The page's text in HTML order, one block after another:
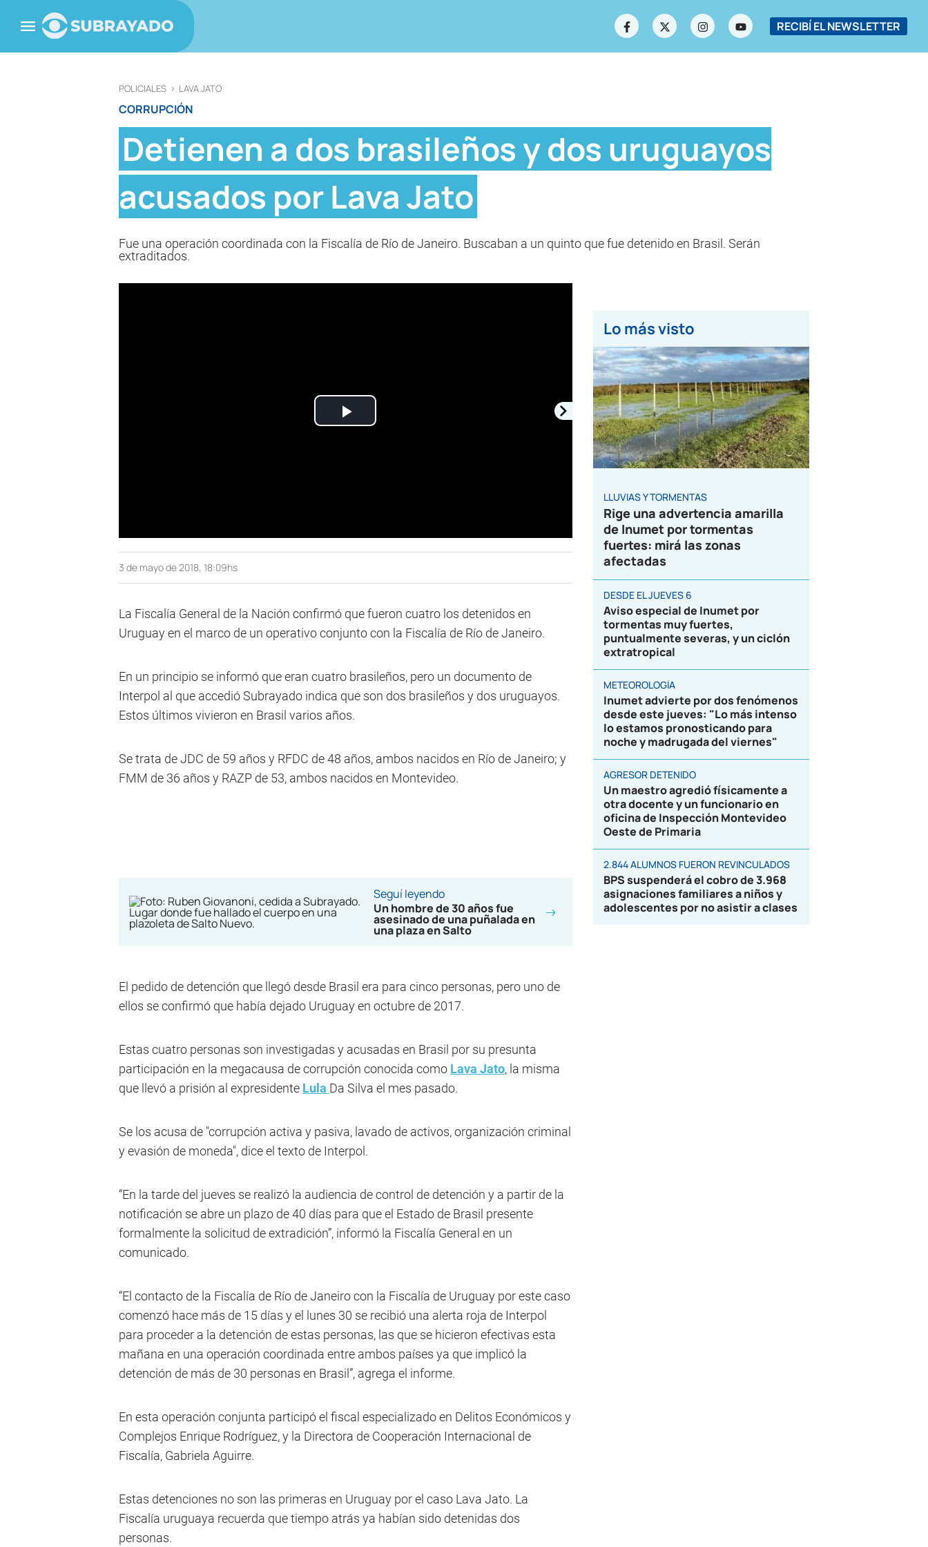
RECIBÍ EL NEWSLETTER
POLICIALES > LAVA JATO
CORRUPCIÓN
Detienen a dos brasileños y dos uruguayos
acusados por Lava Jato
Fue una operación coordinada con la Fiscalía de Río de Janeiro. Buscaban a un quinto que fue detenido en Brasil. Serán
extraditados.
Play
3 de mayo de 2018, 18:09hs
La Fiscalía General de la Nación confirmó que fueron cuatro los detenidos en
Uruguay en el marco de un operativo conjunto con la Fiscalía de Río de Janeiro.
En un principio se informó que eran cuatro brasileños, pero un documento de
Interpol al que accedió Subrayado indica que son dos brasileños y dos uruguayos.
Estos últimos vivieron en Brasil varios años.
Se trata de JDC de 59 años y RFDC de 48 años, ambos nacidos en Río de Janeiro; y
FMM de 36 años y RAZP de 53, ambos nacidos en Montevideo.
Seguí leyendo
Un hombre de 30 años fue
asesinado de una puñalada en
una plaza en Salto
El pedido de detención que llegó desde Brasil era para cinco personas, pero uno de
ellos se confirmó que había dejado Uruguay en octubre de 2017.
Estas cuatro personas son investigadas y acusadas en Brasil por su presunta
participación en la megacausa de corrupción conocida como Lava Jato, la misma
que llevó a prisión al expresidente Lula Da Silva el mes pasado.
Se los acusa de "corrupción activa y pasiva, lavado de activos, organización criminal
y evasión de moneda", dice el texto de Interpol.
“En la tarde del jueves se realizó la audiencia de control de detención y a partir de la
notificación se abre un plazo de 40 días para que el Estado de Brasil presente
formalmente la solicitud de extradición”, informó la Fiscalía General en un
comunicado.
“El contacto de la Fiscalía de Río de Janeiro con la Fiscalía de Uruguay por este caso
comenzó hace más de 15 días y el lunes 30 se recibió una alerta roja de Interpol
para proceder a la detención de estas personas, las que se hicieron efectivas esta
mañana en una operación coordinada entre ambos países ya que implicó la
detención de más de 30 personas en Brasil”, agrega el informe.
En esta operación conjunta participó el fiscal especializado en Delitos Económicos y
Complejos Enrique Rodríguez, y la Directora de Cooperación Internacional de
Fiscalía, Gabriela Aguirre.
Estas detenciones no son las primeras en Uruguay por el caso Lava Jato. La
Fiscalía uruguaya recuerda que tiempo atrás ya habían sido detenidas dos
personas.
Lo más visto
LLUVIAS Y TORMENTAS
Rige una advertencia amarilla
de Inumet por tormentas
fuertes: mirá las zonas
afectadas
DESDE EL JUEVES 6
Aviso especial de Inumet por
tormentas muy fuertes,
puntualmente severas, y un ciclón
extratropical
METEOROLOGÍA
Inumet advierte por dos fenómenos
desde este jueves: "Lo más intenso
lo estamos pronosticando para
noche y madrugada del viernes"
AGRESOR DETENIDO
Un maestro agredió físicamente a
otra docente y un funcionario en
oficina de Inspección Montevideo
Oeste de Primaria
2.844 ALUMNOS FUERON REVINCULADOS
BPS suspenderá el cobro de 3.968
asignaciones familiares a niños y
adolescentes por no asistir a clases